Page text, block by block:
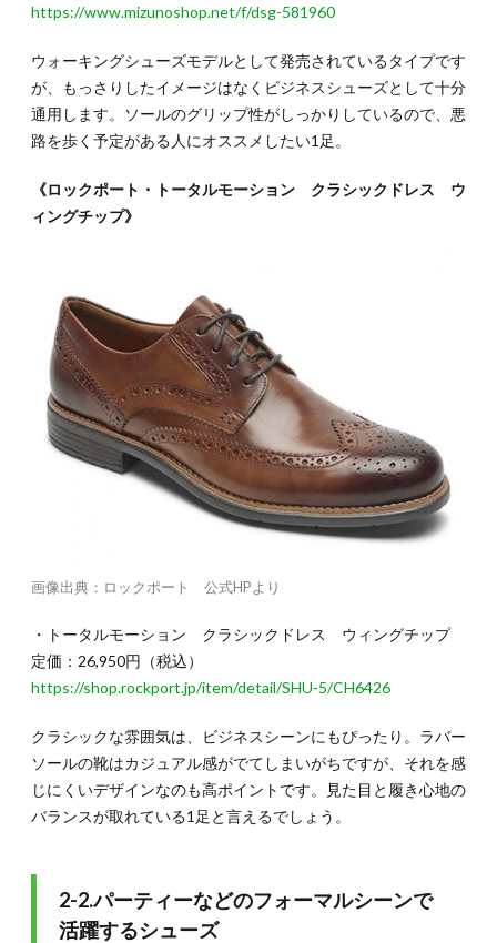
https://www.mizunoshop.net/f/dsg-581960
ウォーキングシューズモデルとして発売されているタイプです
が、もっさりしたイメージはなくビジネスシューズとして十分
通用します。ソールのグリップ性がしっかりしているので、悪
路を歩く予定がある人にオススメしたい1足。
《ロックポート・トータルモーション クラシックドレス ウ
ィングチップ》
画像出典：ロックポート 公式HPより
・トータルモーション クラシックドレス ウィングチップ
定価：26,950円（税込）
https://shop.rockport.jp/item/detail/SHU-5/CH6426
クラシックな雰囲気は、ビジネスシーンにもぴったり。ラバー
ソールの靴はカジュアル感がでてしまいがちですが、それを感
じにくいデザインなのも高ポイントです。見た目と履き心地の
バランスが取れている1足と言えるでしょう。
2-2.パーティーなどのフォーマルシーンで
活躍するシューズ